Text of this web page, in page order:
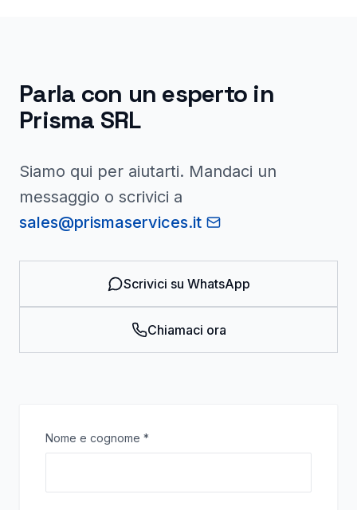
Parla con un esperto in
Prisma SRL
Siamo qui per aiutarti. Mandaci un
messaggio o scrivici a
sales@prismaservices.it
Scrivici su WhatsApp
Chiamaci ora
Nome e cognome *